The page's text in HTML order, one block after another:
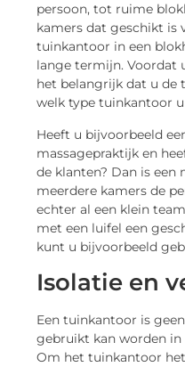
persoon, tot ruime
kamers dat geschikt is
tuinkantoor in een
lange termijn. Voordat
het belangrijk dat u de
welk type tuinkantoor
Heeft u bijvoorbeeld
massagepraktijk en
de klanten? Dan is
meerdere kamers de
echter al een klein
met een luifel een
kunt u bijvoorbeeld
Isolatie en
Een tuinkantoor is
gebruikt kan worden in
Om het tuinkantoor